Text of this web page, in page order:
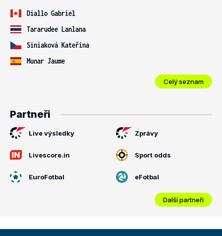
Diallo Gabriel
Tararudee Lanlana
Siniaková Kateřina
Munar Jaume
Celý seznam
Partneři
Live výsledky Zprávy
Livescore.in Sport odds
EuroFotbal eFotbal
Další partneři